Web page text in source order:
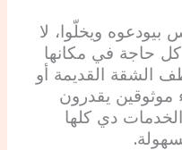
ويخلّوا، لا
كل حاجة في مكانها
الشقة القديمة أو
موثوقين يقدرون
دي كلها